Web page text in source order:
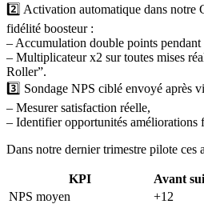
2️⃣ Activation automatique dans notre
fidélité boosteur :
– Accumulation double points pendant
– Multiplicateur x2 sur toutes mises
Roller”.
3️⃣ Sondage NPS ciblé envoyé après
– Mesurer satisfaction réelle,
– Identifier opportunités améliorations
Dans notre dernier trimestre pilote ces
KPI Avant
NPS moyen
+12